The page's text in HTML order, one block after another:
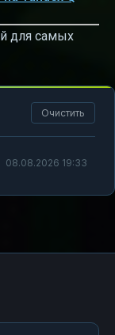
для самых
Очистить
08.08.2026 19:33